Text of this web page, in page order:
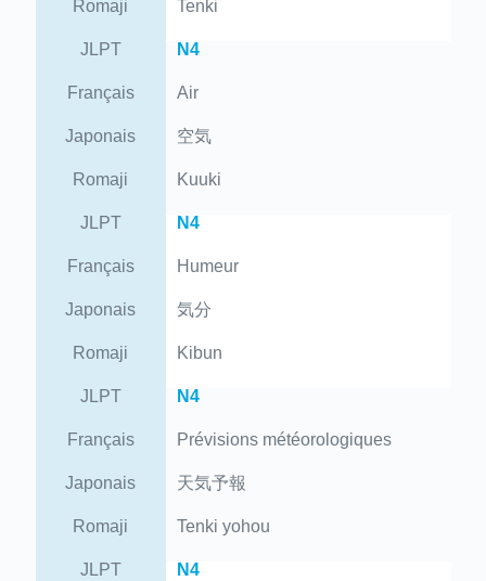
Romaji Tenki
JLPT N4
Français Air
Japonais 空気
Romaji Kuuki
JLPT N4
Français Humeur
Japonais 気分
Romaji Kibun
JLPT N4
Français Prévisions météorologiques
Japonais 天気予報
Romaji Tenki yohou
JLPT N4